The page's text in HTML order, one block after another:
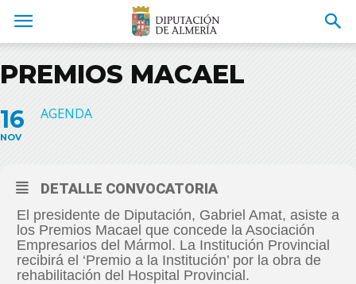
PREMIOS MACAEL
16
NOV
AGENDA
DETALLE CONVOCATORIA
El presidente de Diputación, Gabriel Amat, asiste a
los Premios Macael que concede la Asociación
Empresarios del Mármol. La Institución Provincial
recibirá el ‘Premio a la Institución’ por la obra de
rehabilitación del Hospital Provincial.